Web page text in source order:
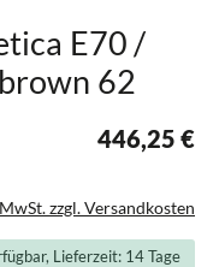
E70 /
62
446,25 €
zzgl. Versandkosten
Lieferzeit: 14 Tage